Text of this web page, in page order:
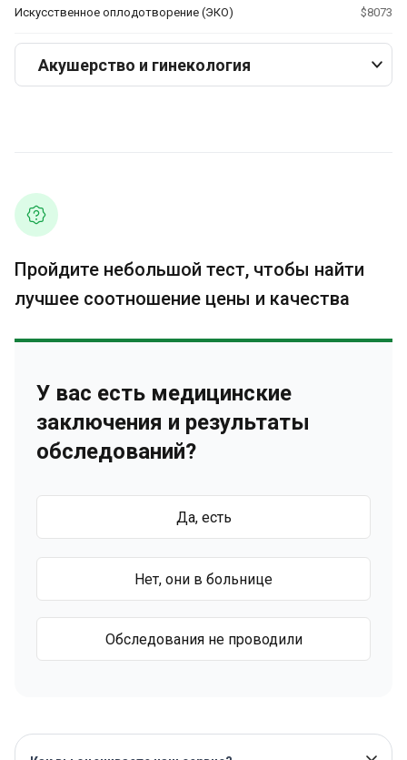
Искусственное оплодотворение (ЭКО) $8073
Акушерство и гинекология
Пройдите небольшой тест, чтобы найти
лучшее соотношение цены и качества
У вас есть медицинские
заключения и результаты
обследований?
Да, есть
Нет, они в больнице
Обследования не проводили